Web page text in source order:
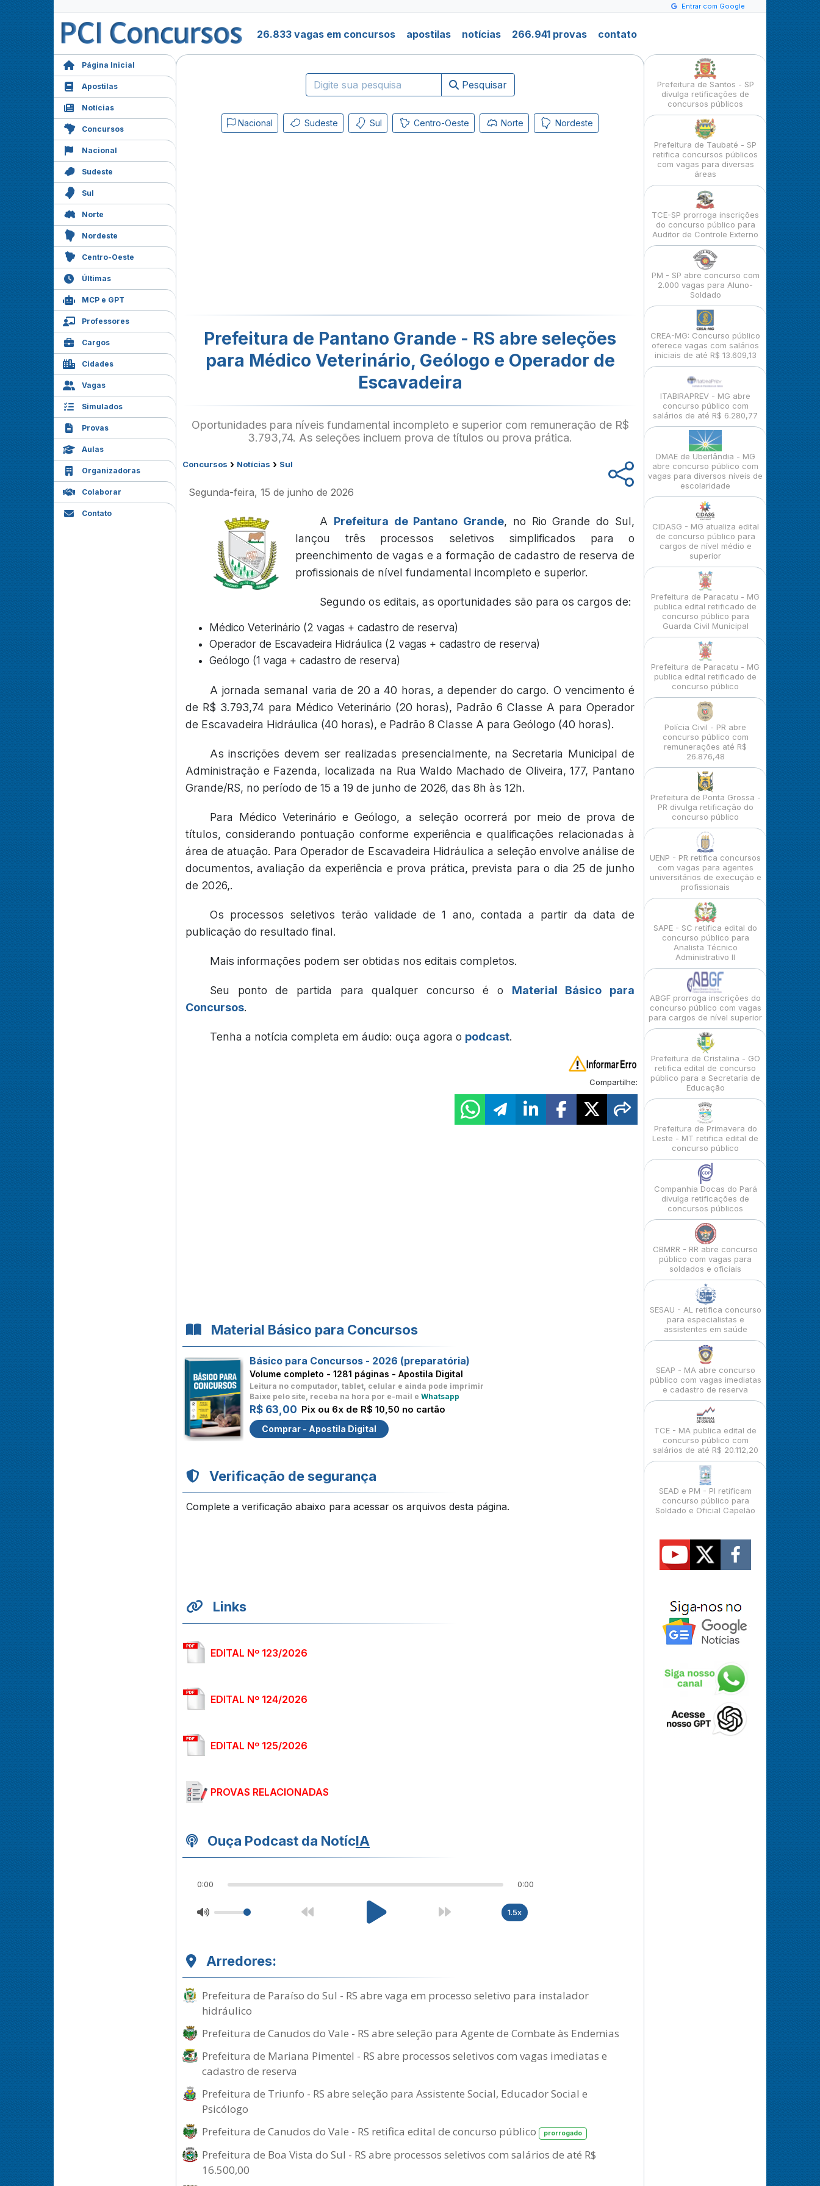
Entrar com Google
26.833 vagas em concursos apostilas notícias 266.941 provas contato
Página Inicial
Apostilas
Notícias
Concursos
Nacional
Sudeste
Sul
Norte
Nordeste
Centro-Oeste
Últimas
MCP e GPT
Professores
Cargos
Cidades
Vagas
Simulados
Provas
Aulas
Organizadoras
Colaborar
Contato
Pesquisar
Nacional Sudeste Sul Centro-Oeste Norte Nordeste
Prefeitura de Pantano Grande - RS abre seleções
para Médico Veterinário, Geólogo e Operador de
Escavadeira
Oportunidades para níveis fundamental incompleto e superior com remuneração de R$
3.793,74. As seleções incluem prova de títulos ou prova prática.
Concursos › Notícias › Sul
Segunda-feira, 15 de junho de 2026
A Prefeitura de Pantano Grande, no Rio Grande do Sul,
lançou três processos seletivos simplificados para o
preenchimento de vagas e a formação de cadastro de reserva de
profissionais de nível fundamental incompleto e superior.
Segundo os editais, as oportunidades são para os cargos de:
Médico Veterinário (2 vagas + cadastro de reserva)
Operador de Escavadeira Hidráulica (2 vagas + cadastro de reserva)
Geólogo (1 vaga + cadastro de reserva)
A jornada semanal varia de 20 a 40 horas, a depender do cargo. O vencimento é
de R$ 3.793,74 para Médico Veterinário (20 horas), Padrão 6 Classe A para Operador
de Escavadeira Hidráulica (40 horas), e Padrão 8 Classe A para Geólogo (40 horas).
As inscrições devem ser realizadas presencialmente, na Secretaria Municipal de
Administração e Fazenda, localizada na Rua Waldo Machado de Oliveira, 177, Pantano
Grande/RS, no período de 15 a 19 de junho de 2026, das 8h às 12h.
Para Médico Veterinário e Geólogo, a seleção ocorrerá por meio de prova de
títulos, considerando pontuação conforme experiência e qualificações relacionadas à
área de atuação. Para Operador de Escavadeira Hidráulica a seleção envolve análise de
documentos, avaliação da experiência e prova prática, prevista para o dia 25 de junho
de 2026,.
Os processos seletivos terão validade de 1 ano, contada a partir da data de
publicação do resultado final.
Mais informações podem ser obtidas nos editais completos.
Seu ponto de partida para qualquer concurso é o Material Básico para
Concursos.
Tenha a notícia completa em áudio: ouça agora o podcast.
Compartilhe:
Material Básico para Concursos
Básico para Concursos - 2026 (preparatória)
Volume completo - 1281 páginas - Apostila Digital
Leitura no computador, tablet, celular e ainda pode imprimir
Baixe pelo site, receba na hora por e-mail e Whatsapp
R$ 63,00 Pix ou 6x de R$ 10,50 no cartão
Comprar - Apostila Digital
Verificação de segurança
Complete a verificação abaixo para acessar os arquivos desta página.
Links
EDITAL Nº 123/2026
EDITAL Nº 124/2026
EDITAL Nº 125/2026
PROVAS RELACIONADAS
Ouça Podcast da NotícIA
0:00 0:00
1.5x
Arredores:
Prefeitura de Paraíso do Sul - RS abre vaga em processo seletivo para instalador
hidráulico
Prefeitura de Canudos do Vale - RS abre seleção para Agente de Combate às Endemias
Prefeitura de Mariana Pimentel - RS abre processos seletivos com vagas imediatas e
cadastro de reserva
Prefeitura de Triunfo - RS abre seleção para Assistente Social, Educador Social e
Psicólogo
Prefeitura de Canudos do Vale - RS retifica edital de concurso público
prorrogado
Prefeitura de Boa Vista do Sul - RS abre processos seletivos com salários de até R$
16.500,00
Prefeitura de Santos - SP
divulga retificações de
concursos públicos
Prefeitura de Taubaté - SP
retifica concursos públicos
com vagas para diversas
áreas
TCE-SP prorroga inscrições
do concurso público para
Auditor de Controle Externo
PM - SP abre concurso com
2.000 vagas para Aluno-
Soldado
CREA-MG: Concurso público
oferece vagas com salários
iniciais de até R$ 13.609,13
ITABIRAPREV - MG abre
concurso público com
salários de até R$ 6.280,77
DMAE de Uberlândia - MG
abre concurso público com
vagas para diversos níveis de
escolaridade
CIDASG - MG atualiza edital
de concurso público para
cargos de nível médio e
superior
Prefeitura de Paracatu - MG
publica edital retificado de
concurso público para
Guarda Civil Municipal
Prefeitura de Paracatu - MG
publica edital retificado de
concurso público
Polícia Civil - PR abre
concurso público com
remunerações até R$
26.876,48
Prefeitura de Ponta Grossa -
PR divulga retificação do
concurso público
UENP - PR retifica concursos
com vagas para agentes
universitários de execução e
profissionais
SAPE - SC retifica edital do
concurso público para
Analista Técnico
Administrativo II
ABGF prorroga inscrições do
concurso público com vagas
para cargos de nível superior
Prefeitura de Cristalina - GO
retifica edital de concurso
público para a Secretaria de
Educação
Prefeitura de Primavera do
Leste - MT retifica edital de
concurso público
Companhia Docas do Pará
divulga retificações de
concursos públicos
CBMRR - RR abre concurso
público com vagas para
soldados e oficiais
SESAU - AL retifica concurso
para especialistas e
assistentes em saúde
SEAP - MA abre concurso
público com vagas imediatas
e cadastro de reserva
TCE - MA publica edital de
concurso público com
salários de até R$ 20.112,20
SEAD e PM - PI retificam
concurso público para
Soldado e Oficial Capelão